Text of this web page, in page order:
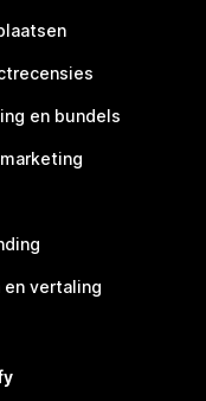
en bundels
en vertaling